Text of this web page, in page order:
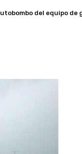
del equipo de